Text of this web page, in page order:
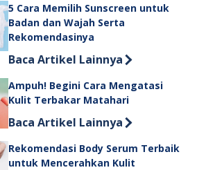
5 Cara Memilih Sunscreen untuk
Badan dan Wajah Serta
Rekomendasinya
Discover more about 5 Cara
Baca Artikel Lainnya
Ampuh! Begini Cara Mengatasi
Kulit Terbakar Matahari
Discover more about Ampuh!
Baca Artikel Lainnya
Rekomendasi Body Serum Terbaik
untuk Mencerahkan Kulit